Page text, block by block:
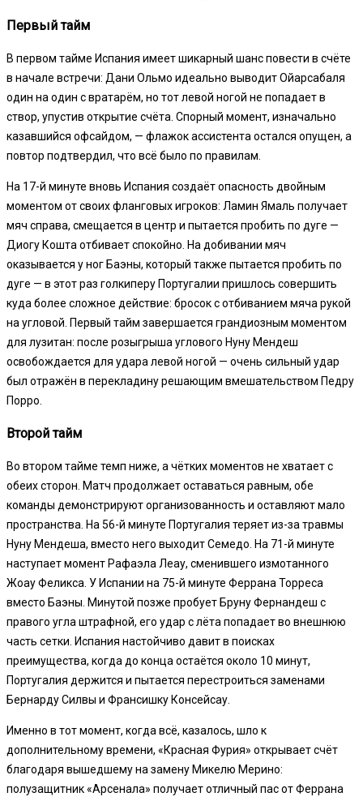
Первый тайм
В первом тайме Испания имеет шикарный шанс повести в счёте
в начале встречи: Дани Ольмо идеально выводит Ойарсабаля
один на один с вратарём, но тот левой ногой не попадает в
створ, упустив открытие счёта. Спорный момент, изначально
казавшийся офсайдом, — флажок ассистента остался опущен, а
повтор подтвердил, что всё было по правилам.
На 17-й минуте вновь Испания создаёт опасность двойным
моментом от своих фланговых игроков: Ламин Ямаль получает
мяч справа, смещается в центр и пытается пробить по дуге —
Диогу Кошта отбивает спокойно. На добивании мяч
оказывается у ног Баэны, который также пытается пробить по
дуге — в этот раз голкиперу Португалии пришлось совершить
куда более сложное действие: бросок с отбиванием мяча рукой
на угловой. Первый тайм завершается грандиозным моментом
для лузитан: после розыгрыша углового Нуну Мендеш
освобождается для удара левой ногой — очень сильный удар
был отражён в перекладину решающим вмешательством Педру
Порро.
Второй тайм
Во втором тайме темп ниже, а чётких моментов не хватает с
обеих сторон. Матч продолжает оставаться равным, обе
команды демонстрируют организованность и оставляют мало
пространства. На 56-й минуте Португалия теряет из-за травмы
Нуну Мендеша, вместо него выходит Семедо. На 71-й минуте
наступает момент Рафаэла Леау, сменившего измотанного
Жоау Феликса. У Испании на 75-й минуте Феррана Торреса
вместо Баэны. Минутой позже пробует Бруну Фернандеш с
правого угла штрафной, его удар с лёта попадает во внешнюю
часть сетки. Испания настойчиво давит в поисках
преимущества, когда до конца остаётся около 10 минут,
Португалия держится и пытается перестроиться заменами
Бернарду Силвы и Франсишку Консейсау.
Именно в тот момент, когда всё, казалось, шло к
дополнительному времени, «Красная Фурия» открывает счёт
благодаря вышедшему на замену Микелю Мерино:
полузащитник «Арсенала» получает отличный пас от Феррана